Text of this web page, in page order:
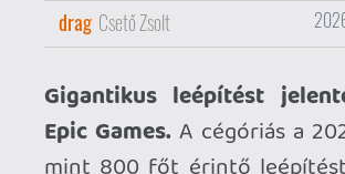
Interactive Entertainment által egy éve
létrehozott stúdió kérészéletűnek
bizonyult, most ugyanis kiderült, hogy a
Call of Duty-veterán Jason Blundell által